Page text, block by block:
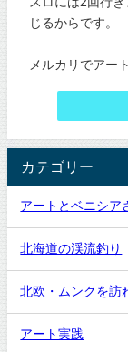
じるからです。
メルカリでアー
カテゴリー
アートとベニシア
北海道の渓流釣り
北欧・ムンクを訪
アート実践